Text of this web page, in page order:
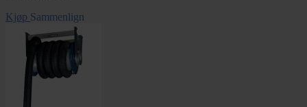
Kjøp Sammenlign